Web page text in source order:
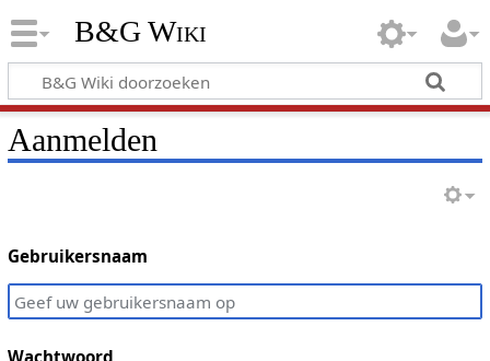
B&G Wiki
Aanmelden
Gebruikersnaam
Wachtwoord